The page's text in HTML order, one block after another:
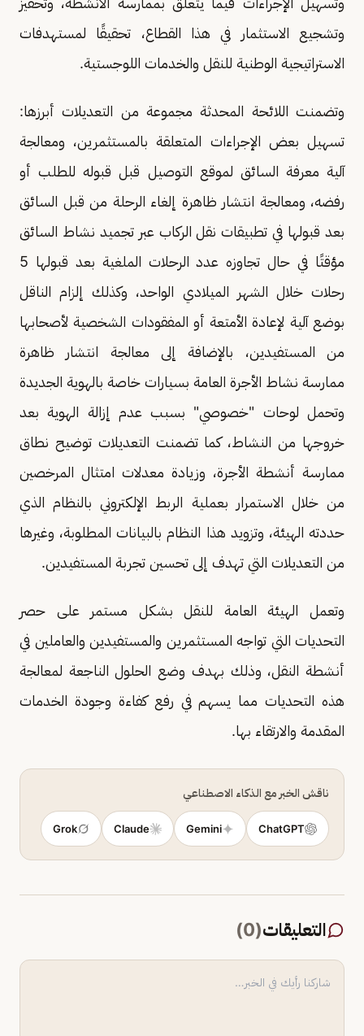
وتشجيع الاستثمار في هذا القطاع، تحقيقًا لمستهدفات
الاستراتيجية الوطنية للنقل والخدمات اللوجستية.
وتضمنت اللائحة المحدثة مجموعة من التعديلات أبرزها:
تسهيل بعض الإجراءات المتعلقة بالمستثمرين، ومعالجة
آلية معرفة السائق لموقع التوصيل قبل قبوله للطلب أو
رفضه، ومعالجة انتشار ظاهرة إلغاء الرحلة من قبل السائق
بعد قبولها في تطبيقات نقل الركاب عبر تجميد نشاط السائق
مؤقتًا في حال تجاوزه عدد الرحلات الملغية بعد قبولها 5
رحلات خلال الشهر الميلادي الواحد، وكذلك إلزام الناقل
بوضع آلية لإعادة الأمتعة أو المفقودات الشخصية لأصحابها
من المستفيدين، بالإضافة إلى معالجة انتشار ظاهرة
ممارسة نشاط الأجرة العامة بسيارات خاصة بالهوية الجديدة
وتحمل لوحات "خصوصي" بسبب عدم إزالة الهوية بعد
خروجها من النشاط، كما تضمنت التعديلات توضيح نطاق
ممارسة أنشطة الأجرة، وزيادة معدلات امتثال المرخصين
من خلال الاستمرار بعملية الربط الإلكتروني بالنظام الذي
حددته الهيئة، وتزويد هذا النظام بالبيانات المطلوبة، وغيرها
من التعديلات التي تهدف إلى تحسين تجربة المستفيدين.
وتعمل الهيئة العامة للنقل بشكل مستمر على حصر
التحديات التي تواجه المستثمرين والمستفيدين والعاملين في
أنشطة النقل، وذلك بهدف وضع الحلول الناجعة لمعالجة
هذه التحديات مما يسهم في رفع كفاءة وجودة الخدمات
المقدمة والارتقاء بها.
ناقش الخبر مع الذكاء الاصطناعي
ChatGPT
Gemini
Claude
Grok
التعليقات(
0
)